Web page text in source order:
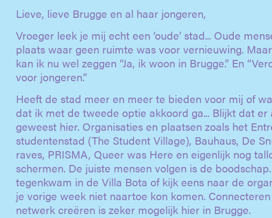
Lieve, lieve Brugge en al haar jongeren,
Vroeger leek je mij echt een ‘oude’ stad... Oude
plaats waar geen ruimte was voor vernieuwing.
kan ik nu wel zeggen “Ja, ik woon in Brugge.” En
voor jongeren.”
Heeft de stad meer en meer te bieden voor mij of
dat ik met de tweede optie akkoord ga... Blijkt dat
geweest hier. Organisaties en plaatsen zoals het
studentenstad (The Student Village), Bauhaus, De
raves, PRISMA, Queer was Here en eigenlijk nog
schermen. De juiste mensen volgen is de
tegenkwam in de Villa Bota of kijk eens naar de
je vorige week niet naartoe kon komen.
netwerk creëren is zeker mogelijk hier in Brugge.